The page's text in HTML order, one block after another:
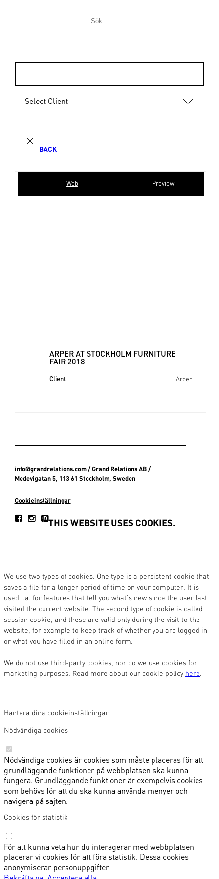
Select Client
BACK
Web Preview
ARPER AT STOCKHOLM FURNITURE
FAIR 2018
Client Arper
info@grandrelations.com/ Grand Relations AB /
Medevigatan 5, 113 61 Stockholm, Sweden
Cookieinställningar
THIS WEBSITE USES COOKIES.
We use two types of cookies. One type is a persistent cookie that
saves a file for a longer period of time on your computer. It is
used i.a. for features that tell you what's new since the user last
visited the current website. The second type of cookie is called
session cookie, and these are valid only during the visit to the
website, for example to keep track of whether you are logged in
or what you have filled in an online form.
We do not use third-party cookies, nor do we use cookies for
marketing purposes. Read more about our cookie policy here.
Hantera dina cookieinställningar
Nödvändiga cookies
Nödvändiga cookies är cookies som måste placeras för att
grundläggande funktioner på webbplatsen ska kunna
fungera. Grundläggande funktioner är exempelvis cookies
som behövs för att du ska kunna använda menyer och
navigera på sajten.
Cookies för statistik
För att kunna veta hur du interagerar med webbplatsen
placerar vi cookies för att föra statistik. Dessa cookies
anonymiserar personuppgifter.